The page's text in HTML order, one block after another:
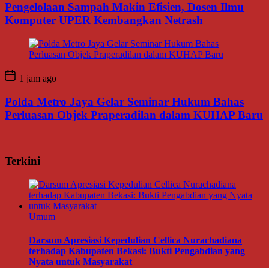
Pengelolaan Sampah Makin Efisien, Dosen Ilmu
Komputer UPER Kembangkan Netrash
1 jam ago
Polda Metro Jaya Gelar Seminar Hukum Bahas
Perluasan Objek Praperadilan dalam KUHAP Baru
Terkini
Umum
Darsum Apresiasi Kepedulian Cellica Nurachadiana
terhadap Kabupaten Bekasi: Bukti Pengabdian yang
Nyata untuk Masyarakat